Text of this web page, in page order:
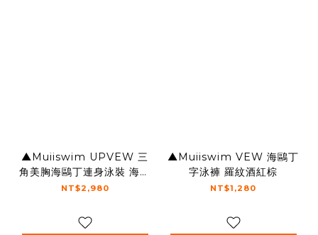
▲Muiiswim UPVEW 三
角美胸海鷗丁連身泳裝 海軍
藍
NT$2,980
▲Muiiswim VEW 海鷗丁
字泳褲 羅紋酒紅棕
NT$1,280